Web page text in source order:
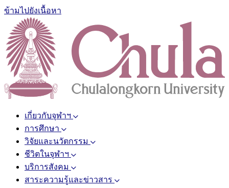
ข้ามไปยังเนื้อหา
เกี่ยวกับจุฬาฯ
การศึกษา
วิจัยและนวัตกรรม
ชีวิตในจุฬาฯ
บริการสังคม
สาระความรู้และข่าวสาร